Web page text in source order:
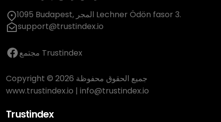
1095 Budapest, المجر Lechner Ödön fasor 3.
support@trustindex.io
مجتمع Trustindex
Copyright © 2026 جميع الحقوق محفوظة
www.trustindex.io | info@trustindex.io
Trustindex